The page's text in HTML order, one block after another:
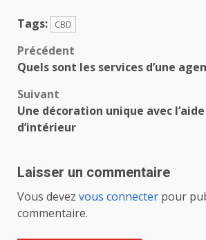
Tags: CBD
Navigation
d’article
Précédent
Quels sont les services d’une
Suivant
Une décoration unique avec
d’intérieur
Laisser un commentaire
Vous devez vous connecter pour
commentaire.